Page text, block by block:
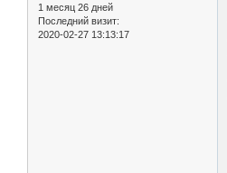
1 месяц 26 дней
Последний визит:
2020-02-27 13:13:17